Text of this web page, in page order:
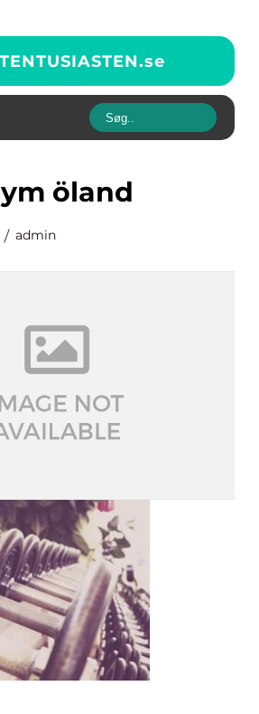
se
gym öland
admin